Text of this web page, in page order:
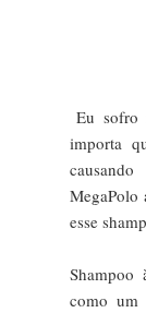
Eu sofro
importa
MegaPolo
esse
Shampoo
como um